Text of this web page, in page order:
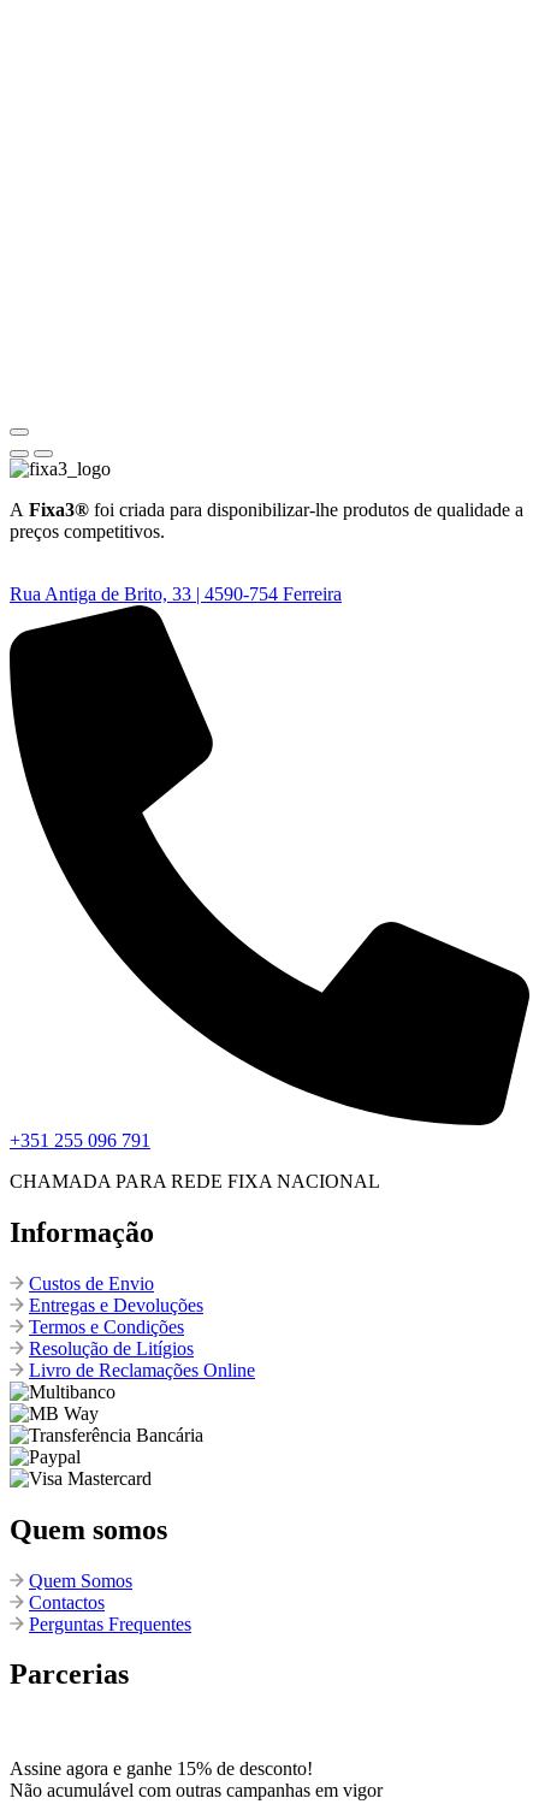
A Fixa3® foi criada para disponibilizar-lhe produtos de qualidade a
preços competitivos.
Rua Antiga de Brito, 33 | 4590-754 Ferreira
+351 255 096 791
CHAMADA PARA REDE FIXA NACIONAL
Informação
Custos de Envio
Entregas e Devoluções
Termos e Condições
Resolução de Litígios
Livro de Reclamações Online
Quem somos
Quem Somos
Contactos
Perguntas Frequentes
Parcerias
Assine agora e ganhe 15% de desconto!
Não acumulável com outras campanhas em vigor